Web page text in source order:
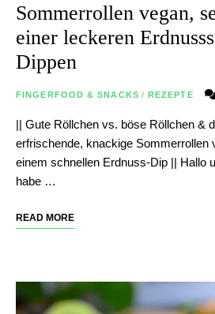
Sommerrollen vegan,
einer leckeren
Dippen
FINGERFOOD & SNACKS / REZEPTE
|| Gute Röllchen vs. böse Röllchen &
erfrischende, knackige Sommerrollen
einem schnellen Erdnuss-Dip || Hallo
habe …
READ MORE